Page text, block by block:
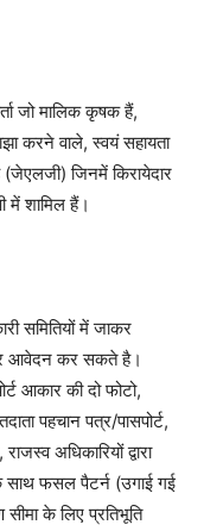
जो मालिक कृषक हैं,
करने वाले, स्वयं सहायता
जिनमें किरायेदार
में शामिल हैं।
समितियों में जाकर
आवेदन कर सकते है।
आकार की दो फोटो,
पहचान पत्र/पासपोर्ट,
अधिकारियों द्वारा
साथ फसल पैटर्न (उगाई गई
के लिए प्रतिभूति